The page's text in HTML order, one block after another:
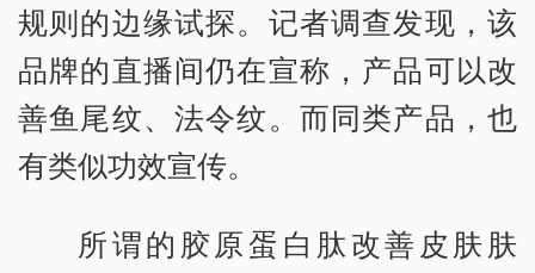
规则的边缘试探。记者调查发现，该
品牌的直播间仍在宣称，产品可以改
善鱼尾纹、法令纹。而同类产品，也
有类似功效宣传。
所谓的胶原蛋白肽改善皮肤肤